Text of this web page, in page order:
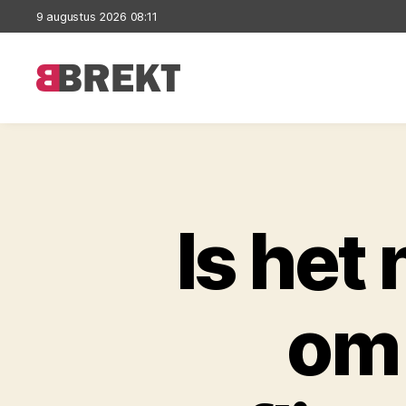
9 augustus 2026 08:11
Is het